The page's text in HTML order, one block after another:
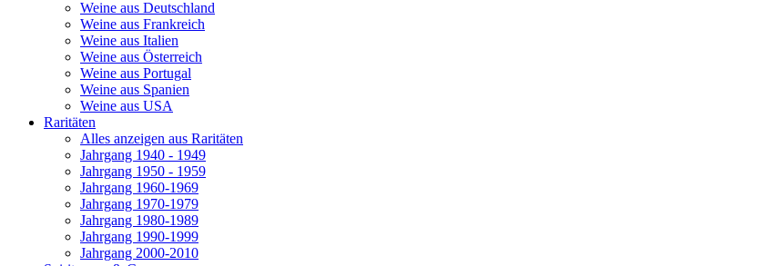
Weine aus Deutschland
Weine aus Frankreich
Weine aus Italien
Weine aus Österreich
Weine aus Portugal
Weine aus Spanien
Weine aus USA
Raritäten
Alles anzeigen aus Raritäten
Jahrgang 1940 - 1949
Jahrgang 1950 - 1959
Jahrgang 1960-1969
Jahrgang 1970-1979
Jahrgang 1980-1989
Jahrgang 1990-1999
Jahrgang 2000-2010